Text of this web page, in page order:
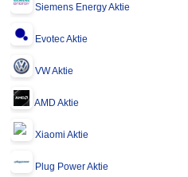
Siemens Energy Aktie
Evotec Aktie
VW Aktie
AMD Aktie
Xiaomi Aktie
Plug Power Aktie